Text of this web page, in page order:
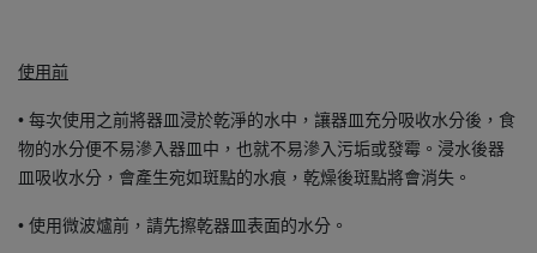
使用前
• 每次使用之前將器皿浸於乾淨的水中，讓器皿充分吸收水分後，食
物的水分便不易滲入器皿中，也就不易滲入污垢或發霉。浸水後器
皿吸收水分，會產生宛如斑點的水痕，乾燥後斑點將會消失。
• 使用微波爐前，請先擦乾器皿表面的水分。